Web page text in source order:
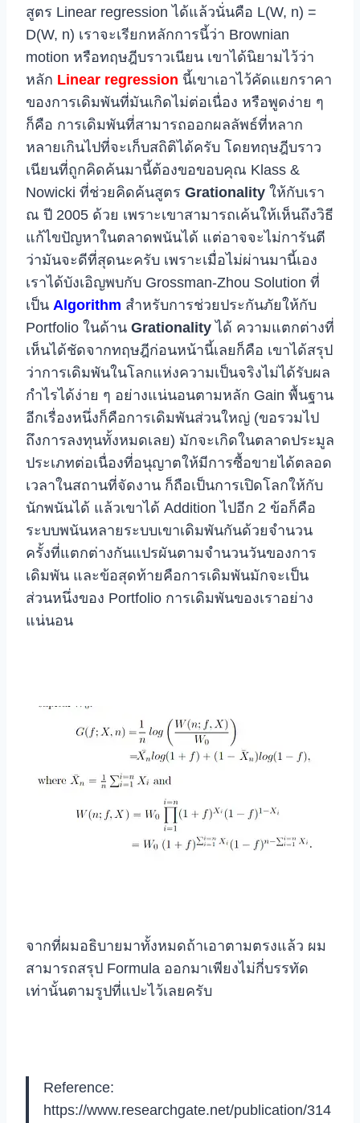
สูตร Linear regression ได้แล้วนั่นคือ L(W, n) =
D(W, n) เราจะเรียกหลักการนี้ว่า Brownian
motion หรือทฤษฎีบราวเนียน เขาได้นิยามไว้ว่า
หลัก Linear regression นี้เขาเอาไว้คัดแยกราคา
ของการเดิมพันที่มันเกิดไม่ต่อเนื่อง หรือพูดง่าย ๆ
ก็คือ การเดิมพันที่สามารถออกผลลัพธ์ที่หลาก
หลายเกินไปที่จะเก็บสถิติได้ครับ โดยทฤษฎีบราว
เนียนที่ถูกคิดค้นมานี้ต้องขอขอบคุณ Klass &
Nowicki ที่ช่วยคิดค้นสูตร Grationality ให้กับเรา
ณ ปี 2005 ด้วย เพราะเขาสามารถเค้นให้เห็นถึงวิธี
แก้ไขปัญหาในตลาดพนันได้ แต่อาจจะไม่การันตี
ว่ามันจะดีที่สุดนะครับ เพราะเมื่อไม่ผ่านมานี้เอง
เราได้บังเอิญพบกับ Grossman-Zhou Solution ที่
เป็น Algorithm สำหรับการช่วยประกันภัยให้กับ
Portfolio ในด้าน Grationality ได้ ความแตกต่างที่
เห็นได้ชัดจากทฤษฎีก่อนหน้านี้เลยก็คือ เขาได้สรุป
ว่าการเดิมพันในโลกแห่งความเป็นจริงไม่ได้รับผล
กำไรได้ง่าย ๆ อย่างแน่นอนตามหลัก Gain พื้นฐาน
อีกเรื่องหนึ่งก็คือการเดิมพันส่วนใหญ่ (ขอรวมไป
ถึงการลงทุนทั้งหมดเลย) มักจะเกิดในตลาดประมูล
ประเภทต่อเนื่องที่อนุญาตให้มีการซื้อขายได้ตลอด
เวลาในสถานที่จัดงาน ก็ถือเป็นการเปิดโลกให้กับ
นักพนันได้ แล้วเขาได้ Addition ไปอีก 2 ข้อก็คือ
ระบบพนันหลายระบบเขาเดิมพันกันด้วยจำนวน
ครั้งที่แตกต่างกันแปรผันตามจำนวนวันของการ
เดิมพัน และข้อสุดท้ายคือการเดิมพันมักจะเป็น
ส่วนหนึ่งของ Portfolio การเดิมพันของเราอย่าง
แน่นอน
จากที่ผมอธิบายมาทั้งหมดถ้าเอาตามตรงแล้ว ผม
สามารถสรุป Formula ออกมาเพียงไม่กี่บรรทัด
เท่านั้นตามรูปที่แปะไว้เลยครับ
Reference:
https://www.researchgate.net/publication/314